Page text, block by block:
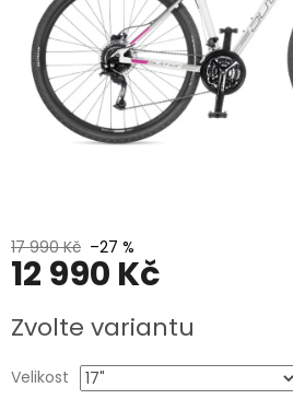
17 990 Kč –27 %
12 990 Kč
cena:
Zvolte variantu
Velikost